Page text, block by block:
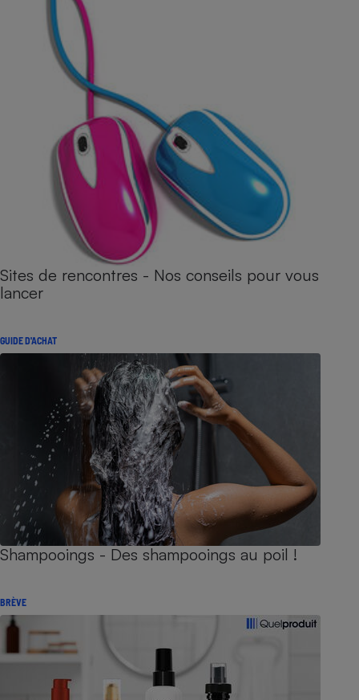
Sites de rencontres - Nos conseils pour vous
lancer
GUIDE D'ACHAT
Shampooings - Des shampooings au poil !
BRÈVE